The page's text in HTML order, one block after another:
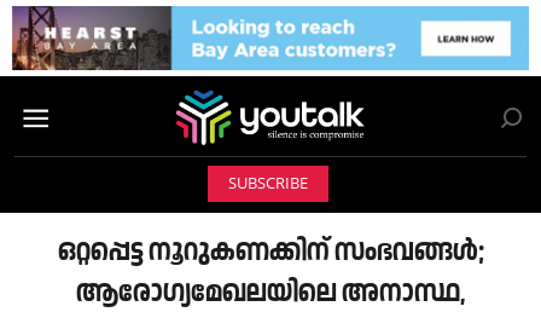
SUBSCRIBE
ഒറ്റപ്പെട്ട നൂറുകണക്കിന് സംഭവങ്ങൾ;
ആരോഗ്യമേഖലയിലെ അനാസ്ഥ,